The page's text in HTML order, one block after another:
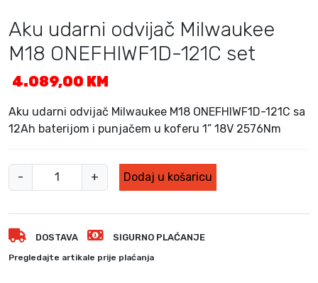
Aku udarni odvijač Milwaukee
M18 ONEFHIWF1D-121C set
4.089,00 KM
Aku udarni odvijač Milwaukee M18 ONEFHIWF1D-121C sa
12Ah baterijom i punjačem u koferu 1” 18V 2576Nm
-
k
d
a
+ Dodaj u košaricu
DOSTAVA SIGURNO PLAĆANJE
Pregledajte artikale prije plaćanja